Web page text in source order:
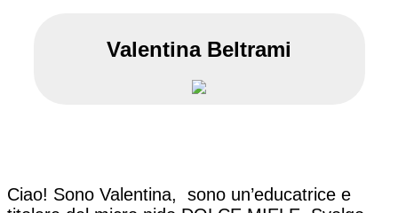
Valentina Beltrami
Ciao! Sono Valentina, sono un’educatrice e